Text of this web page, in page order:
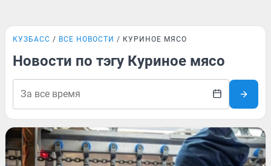
КУЗБАСС ВСЕ НОВОСТИ КУРИНОЕ МЯСО
Новости по тэгу Куриное мясо